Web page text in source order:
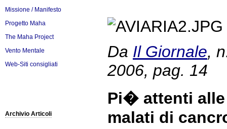
Missione / Manifesto
Progetto Maha
The Maha Project
Vento Mentale
Web-Siti consigliati
Archivio Articoli
Da Il Giornale,
2006, pag. 14
Pi� attenti
malati di